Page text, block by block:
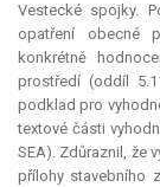
Vestecké spojky.
opatření obecné
konkrétně
prostředí (oddíl
podklad pro
textové části
SEA). Zdůraznil, že
přílohy stavebního